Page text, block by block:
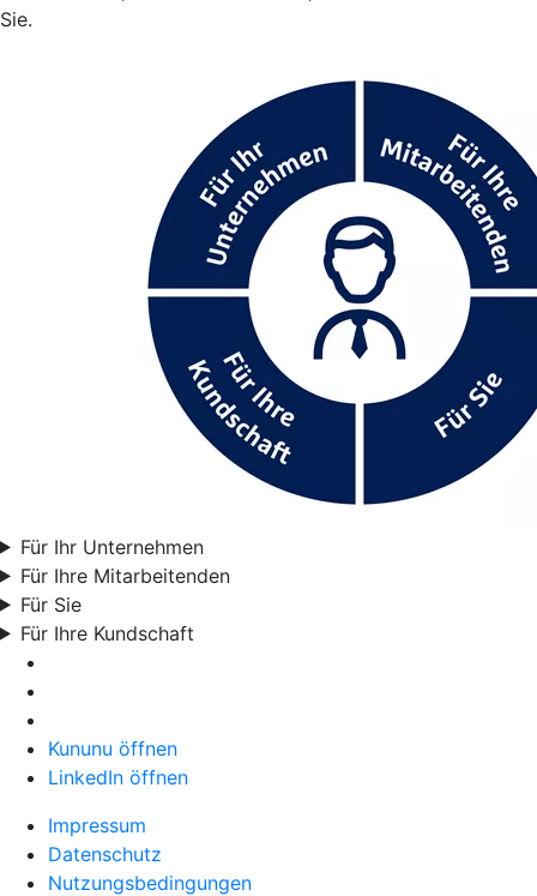
Sie.
Für Ihr Unternehmen
Für Ihre Mitarbeitenden
Für Sie
Für Ihre Kundschaft
Kununu öffnen
LinkedIn öffnen
Impressum
Datenschutz
Nutzungsbedingungen